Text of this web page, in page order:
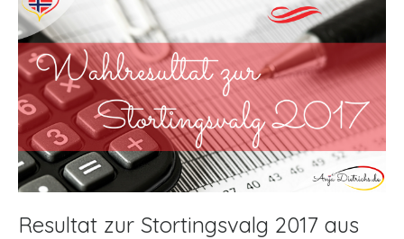
Resultat zur Stortingsvalg 2017 aus